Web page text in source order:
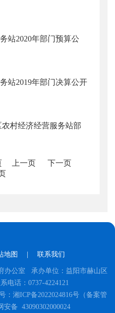
站2020年部门预算公
站2019年部门决算公开
村经济经营服务站部
上一页
下一页
地图 联系我们
办公室 承办单位：益阳市赫山区
电话：0737-4224121
：湘ICP备2022024816号（备案管
安备 43090302000024